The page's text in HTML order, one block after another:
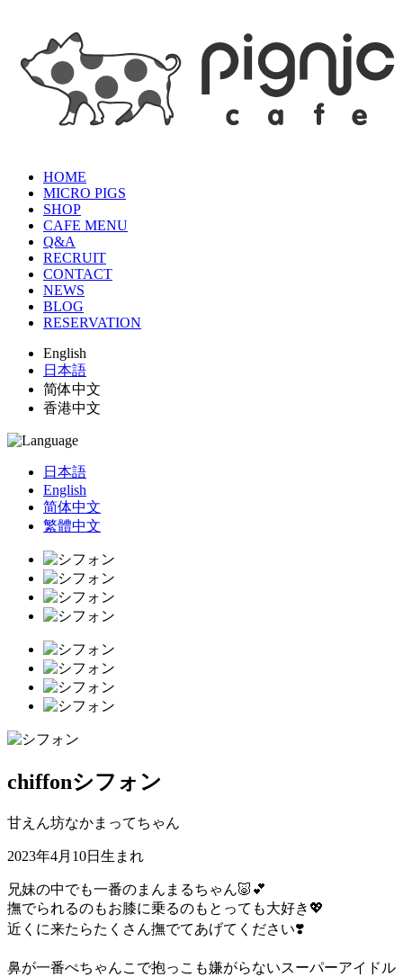
HOME
MICRO PIGS
SHOP
CAFE MENU
Q&A
RECRUIT
CONTACT
NEWS
BLOG
RESERVATION
English
日本語
简体中文
香港中文
日本語
English
简体中文
繁體中文
chiffonシフォン
甘えん坊なかまってちゃん
2023年4月10日生まれ
兄妹の中でも一番のまんまるちゃん🐷💕
撫でられるのもお膝に乗るのもとっても大好き💖
近くに来たらたくさん撫でてあげてください❣️
鼻が一番ぺちゃんこで抱っこも嫌がらないスーパーアイドル